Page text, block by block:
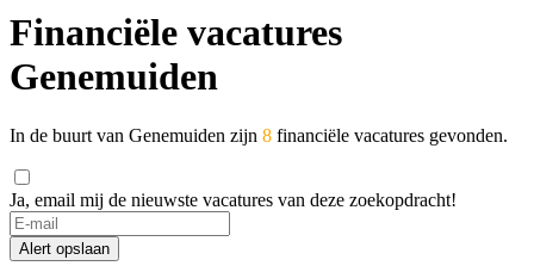
Financiële vacatures
Genemuiden
In de buurt van Genemuiden zijn 8 financiële vacatures gevonden.
Ja, email mij de nieuwste vacatures van deze zoekopdracht!
Alert opslaan